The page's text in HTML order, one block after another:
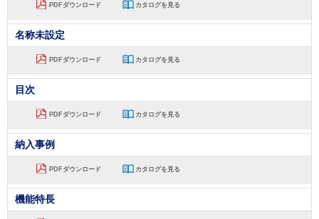
PDFダウンロード カタログを見る
名称未設定
PDFダウンロード カタログを見る
目次
PDFダウンロード カタログを見る
納入事例
PDFダウンロード カタログを見る
機能特長